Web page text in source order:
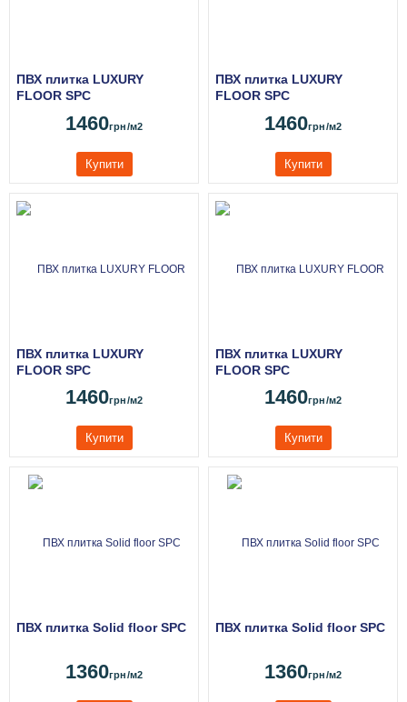
ПВХ плитка LUXURY
FLOOR SPC
1460грн/м2
Купити
ПВХ плитка LUXURY
FLOOR SPC
1460грн/м2
Купити
ПВХ плитка LUXURY
FLOOR SPC
1460грн/м2
Купити
ПВХ плитка LUXURY
FLOOR SPC
1460грн/м2
Купити
ПВХ плитка Solid floor SPC
1360грн/м2
ПВХ плитка Solid floor SPC
1360грн/м2